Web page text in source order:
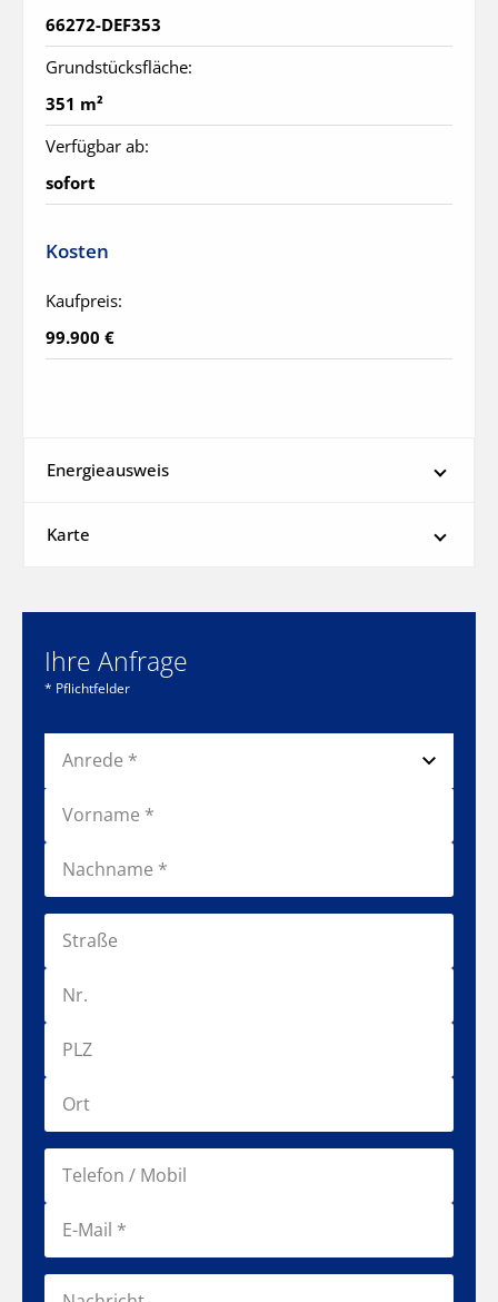
66272-DEF353
Grundstücksfläche:
351 m²
Verfügbar ab:
sofort
Kosten
Kaufpreis:
99.900 €
Energieausweis
Karte
Ihre Anfrage
* Pflichtfelder